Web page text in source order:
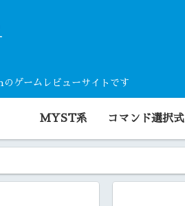
ゲームレビューサイトです
MYST系 コマンド選択式